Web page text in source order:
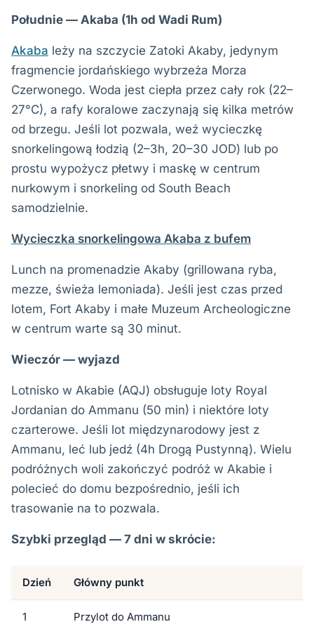
Południe — Akaba (1h od Wadi Rum)
Akaba leży na szczycie Zatoki Akaby, jedynym
fragmencie jordańskiego wybrzeża Morza
Czerwonego. Woda jest ciepła przez cały rok (22–
27°C), a rafy koralowe zaczynają się kilka metrów
od brzegu. Jeśli lot pozwala, weź wycieczkę
snorkelingową łodzią (2–3h, 20–30 JOD) lub po
prostu wypożycz płetwy i maskę w centrum
nurkowym i snorkeling od South Beach
samodzielnie.
Wycieczka snorkelingowa Akaba z bufem
Lunch na promenadzie Akaby (grillowana ryba,
mezze, świeża lemoniada). Jeśli jest czas przed
lotem, Fort Akaby i małe Muzeum Archeologiczne
w centrum warte są 30 minut.
Wieczór — wyjazd
Lotnisko w Akabie (AQJ) obsługuje loty Royal
Jordanian do Ammanu (50 min) i niektóre loty
czarterowe. Jeśli lot międzynarodowy jest z
Ammanu, leć lub jedź (4h Drogą Pustynną). Wielu
podróżnych woli zakończyć podróż w Akabie i
polecieć do domu bezpośrednio, jeśli ich
trasowanie na to pozwala.
Szybki przegląd — 7 dni w skrócie:
Dzień Główny punkt
1 Przylot do Ammanu